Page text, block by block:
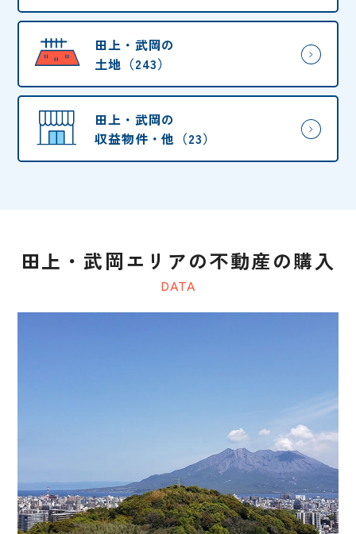
田上・武岡の
土地（243）
田上・武岡の
収益物件・他（23）
DATA
田上・武岡エリアの不動産の購入